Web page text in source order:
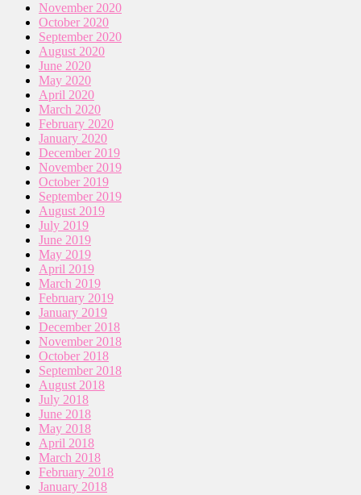
November 2020
October 2020
September 2020
August 2020
June 2020
May 2020
April 2020
March 2020
February 2020
January 2020
December 2019
November 2019
October 2019
September 2019
August 2019
July 2019
June 2019
May 2019
April 2019
March 2019
February 2019
January 2019
December 2018
November 2018
October 2018
September 2018
August 2018
July 2018
June 2018
May 2018
April 2018
March 2018
February 2018
January 2018